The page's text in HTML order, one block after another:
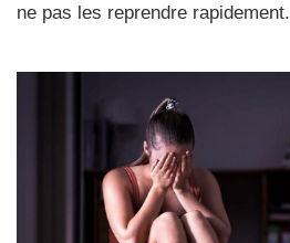
ne pas les reprendre rapidement.